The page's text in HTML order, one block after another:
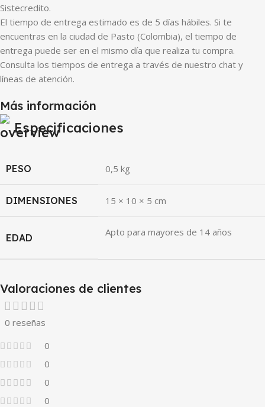
Sistecredito.
El tiempo de entrega estimado es de 5 días hábiles. Si te
encuentras en la ciudad de Pasto (Colombia), el tiempo de
entrega puede ser en el mismo día que realiza tu compra.
Consulta los tiempos de entrega a través de nuestro chat y
líneas de atención.
Más información
Especificaciones
PESO 0,5 kg
DIMENSIONES 15 × 10 × 5 cm
EDAD Apto para mayores de 14 años
Valoraciones de clientes
0 reseñas
0
0
0
0